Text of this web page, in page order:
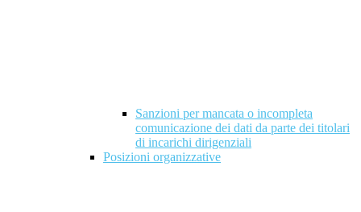
Sanzioni per mancata o incompleta
comunicazione dei dati da parte dei titolari
di incarichi dirigenziali
Posizioni organizzative